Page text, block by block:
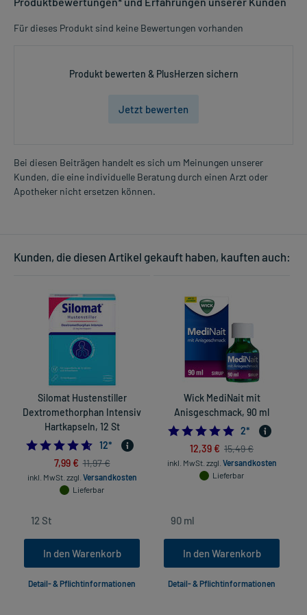
Für dieses Produkt sind keine Bewertungen vorhanden
Produkt bewerten & PlusHerzen sichern
Jetzt bewerten
Bei diesen Beiträgen handelt es sich um Meinungen unserer
Kunden, die eine individuelle Beratung durch einen Arzt oder
Apotheker nicht ersetzen können.
Kunden, die diesen Artikel gekauft haben, kauften auch:
Silomat Hustenstiller
Dextromethorphan Intensiv
Hartkapseln, 12 St
4.583333333333333
12*
7,99 € 11,97 €
inkl. MwSt. zzgl. Versandkosten
Lieferbar
In den Warenkorb
Detail- & Pflichtinformationen
Wick MediNait mit
Anisgeschmack, 90 ml
5.0
2*
12,39 € 15,49 €
inkl. MwSt. zzgl. Versandkosten
Lieferbar
In den Warenkorb
Detail- & Pflichtinformationen